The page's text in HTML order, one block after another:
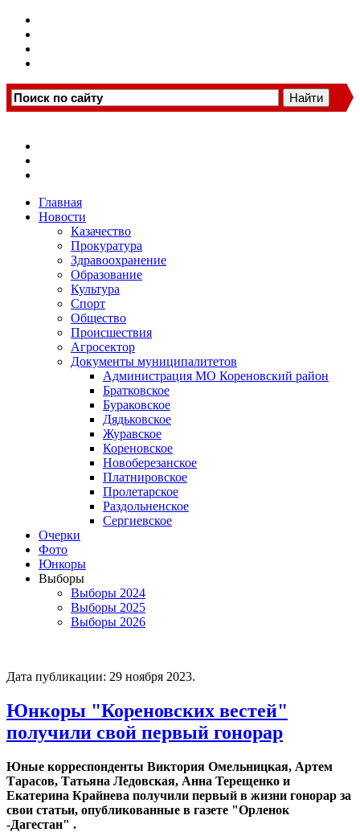
Главная
Новости
Казачество
Прокуратура
Здравоохранение
Образование
Культура
Спорт
Общество
Происшествия
Агросектор
Документы муниципалитетов
Администрация МО Кореновский район
Братковское
Бураковское
Дядьковское
Журавское
Кореновское
Новоберезанское
Платнировское
Пролетарское
Раздольненское
Сергиевское
Очерки
Фото
Юнкоры
Выборы
Выборы 2024
Выборы 2025
Выборы 2026
Дата публикации: 29 ноября 2023.
Юнкоры "Кореновских вестей"
получили свой первый гонорар
Юные корреспонденты Виктория Омельницкая, Артем
Тарасов, Татьяна Ледовская, Анна Терещенко и
Екатерина Крайнева получили первый в жизни гонорар за
свои статьи, опубликованные в газете "Орленок
-Дагестан" .